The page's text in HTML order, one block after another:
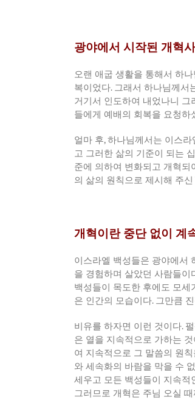
광야에서 시작된 개혁
오랜 애굽 생활을 통해서 하
복이었다. 그래서 하나님께서
거기서 인도하여 내었나니
들에게 예배의 회복을 요청하
얼마 후,하나님께서는 이스
고 그러한 삶의 기준이 되는
준에 의하여 변화되고 개혁되
의 삶의 원칙으로 제시해 주신
개혁이란 중단 없이 계
이스라엘 백성들은 광야에서
을 경험하며 살았던 사람들이
백성들이 목도한 후에도 모
은 인간의 모습이다. 그만큼
비유를 하자면 이런 것이다.
은 열을 지속적으로 가하는
여 지속적으로 그 말씀의 원
와 세속화의 바람을 막을 수
세우고 모든 백성들이 지속
그러므로 개혁은 주님 오실